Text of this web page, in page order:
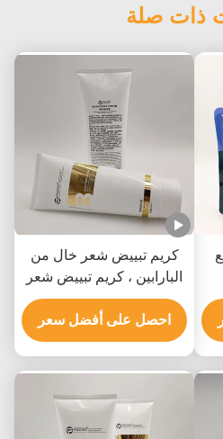
ذات صلة
كريم تبييض شعر خال من
البارابين ، كريم تبييض شعر
غير مزعج
احصل على أفضل سعر